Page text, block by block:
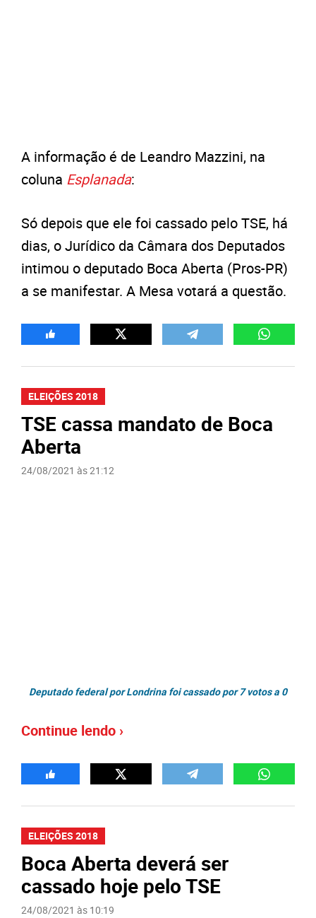
A informação é de Leandro Mazzini, na
coluna Esplanada:
Só depois que ele foi cassado pelo TSE, há
dias, o Jurídico da Câmara dos Deputados
intimou o deputado Boca Aberta (Pros-PR)
a se manifestar. A Mesa votará a questão.
ELEIÇÕES 2018
TSE cassa mandato de Boca
Aberta
24/08/2021 às 21:12
Deputado federal por Londrina foi cassado por 7 votos a 0
Continue lendo ›
ELEIÇÕES 2018
Boca Aberta deverá ser
cassado hoje pelo TSE
24/08/2021 às 10:19